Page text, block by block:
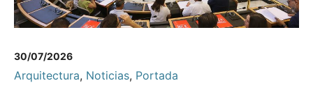
30/07/2026
Arquitectura, Noticias, Portada